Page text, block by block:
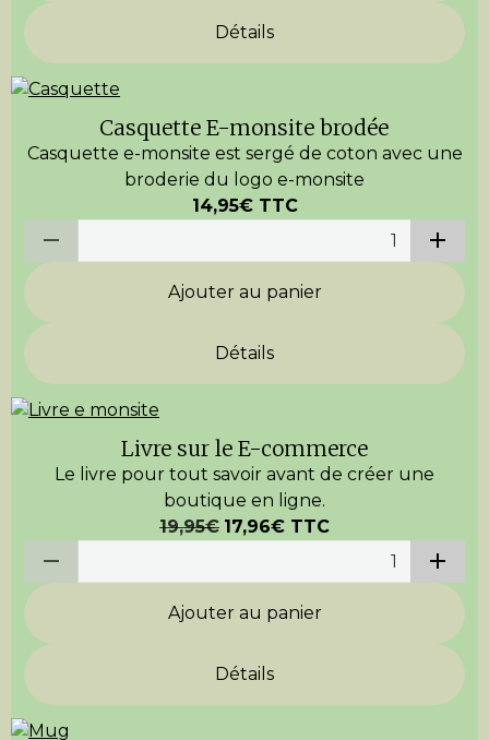
Détails
Casquette E-monsite brodée
Casquette e-monsite est sergé de coton avec une
broderie du logo e-monsite
14,95€ TTC
Ajouter au panier
Détails
Livre sur le E-commerce
Le livre pour tout savoir avant de créer une
boutique en ligne.
19,95€ 17,96€ TTC
Ajouter au panier
Détails